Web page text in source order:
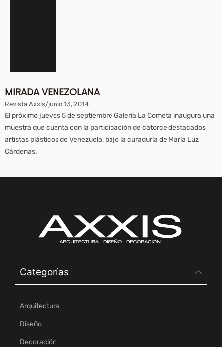
MIRADA VENEZOLANA
Revista Axxis/junio 13, 2014
El próximo jueves 5 de septiembre Galería La Cometa inaugura una
muestra que cuenta con la participación de catorce destacados
artistas plásticos de Venezuela, bajo la curaduría de María Luz
Cárdenas.
Categorías
Arquitectura
Diseño
Decoración